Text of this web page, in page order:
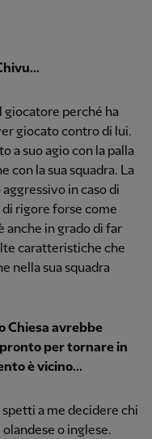
giocatore perché ha
giocato contro di lui.
a suo agio con la palla
con la sua squadra. La
in caso di
rigore forse come
anche in grado di far
caratteristiche che
nella sua squadra
Chiesa avrebbe
per tornare in
è vicino...
a me decidere chi
o inglese.